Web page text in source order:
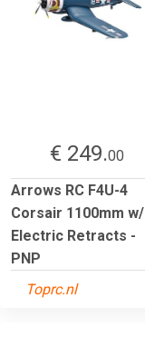
€ 249.00
Arrows RC F4U-4
Corsair 1100mm w/
Electric Retracts -
PNP
Toprc.nl